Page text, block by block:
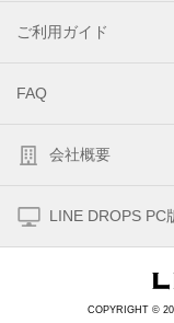
ご利用ガイド
FAQ
会社概要
LINE DROPS PC
COPYRIGHT ©